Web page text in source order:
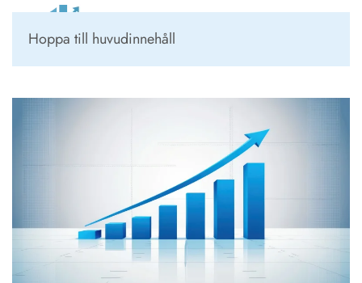
Hoppa till huvudinnehåll